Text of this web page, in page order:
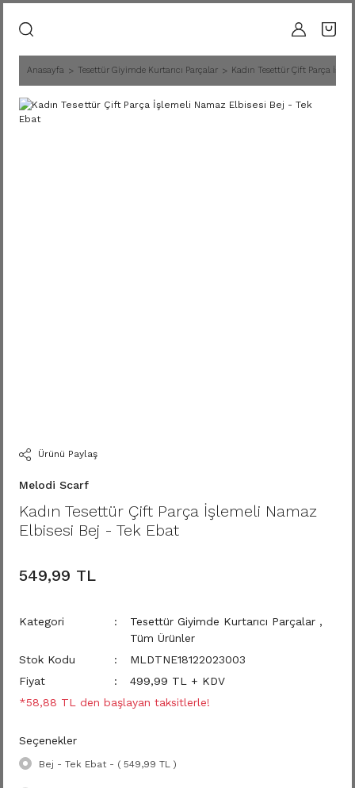
Anasayfa Tesettür Giyimde Kurtarıcı Parçalar Kadın Tesettür Çift Parça
Ürünü Paylaş
Melodi Scarf
Kadın Tesettür Çift Parça İşlemeli Namaz
Elbisesi Bej - Tek Ebat
549,99 TL
Kategori Tesettür Giyimde Kurtarıcı Parçalar ,
Tüm Ürünler
Stok Kodu
MLDTNE18122023003
Fiyat
499,99 TL + KDV
*58,88 TL den başlayan taksitlerle!
Seçenekler
Bej - Tek Ebat - ( 549,99 TL )